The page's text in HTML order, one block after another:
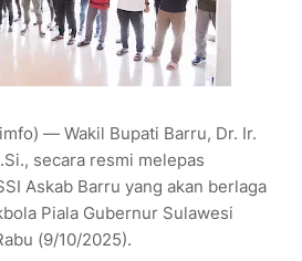
— Wakil Bupati Barru, Dr. Ir.
secara resmi melepas
Askab Barru yang akan berlaga
Piala Gubernur Sulawesi
(9/10/2025).